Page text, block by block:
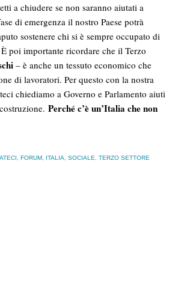
a chiudere se non saranno aiutati a
di emergenza il nostro Paese potrà
sostenere chi si è sempre occupato di
poi importante ricordare che il Terzo
– è anche un tessuto economico che
di lavoratori. Per questo con la nostra
chiediamo a Governo e Parlamento aiuti
Perché c’è un’Italia che non
, FORUM, ITALIA, SOCIALE, TERZO SETTORE